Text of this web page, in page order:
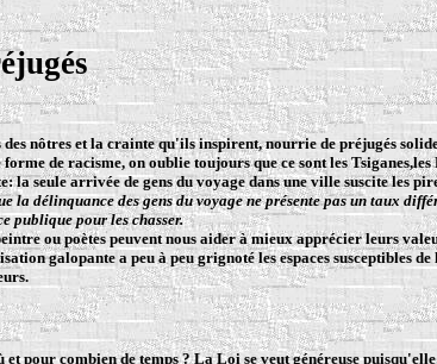
nôtres et la crainte qu'ils inspirent, nourrie de préjugés
de racisme, on oublie toujours que ce sont les
la seule arrivée de gens du voyage dans une ville suscite les
la délinquance des gens du voyage ne présente pas un taux
publique pour les chasser.
ou poètes peuvent nous aider à mieux apprécier leurs
galopante a peu à peu grignoté les espaces susceptibles
pour combien de temps ? La Loi se veut généreuse